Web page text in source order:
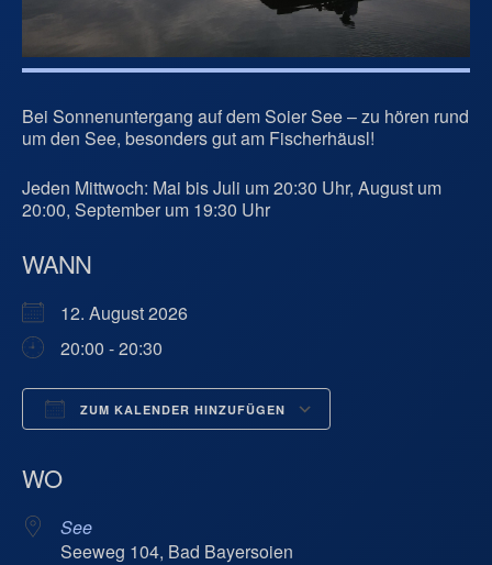
Bei Sonnenuntergang auf dem Soier See – zu hören rund
um den See, besonders gut am Fischerhäusl!
Jeden Mittwoch: Mai bis Juli um 20:30 Uhr, August um
20:00, September um 19:30 Uhr
WANN
12. August 2026
20:00 - 20:30
ZUM KALENDER HINZUFÜGEN
WO
See
Seeweg 104, Bad Bayersoien